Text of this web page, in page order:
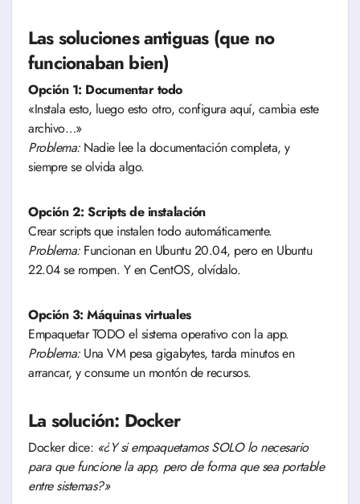
Las soluciones antiguas (que no
funcionaban bien)
Opción 1: Documentar todo
«Instala esto, luego esto otro, configura aquí, cambia este
archivo…»
Problema:Nadie lee la documentación completa, y
siempre se olvida algo.
Opción 2: Scripts de instalación
Crear scripts que instalen todo automáticamente.
Problema:Funcionan en Ubuntu 20.04, pero en Ubuntu
22.04 se rompen. Y en CentOS, olvídalo.
Opción 3: Máquinas virtuales
Empaquetar TODO el sistema operativo con la app.
Problema:Una VM pesa gigabytes, tarda minutos en
arrancar, y consume un montón de recursos.
La solución: Docker
Docker dice: «¿Y si empaquetamos SOLO lo necesario
para que funcione la app, pero de forma que sea portable
entre sistemas?»